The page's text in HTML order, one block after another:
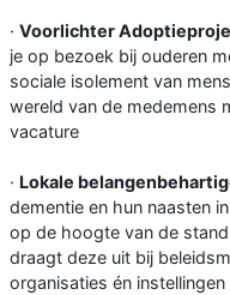
· Voorlichter
je op bezoek bij ouderen
sociale isolement van
wereld van de medemens
vacature
· Lokale
dementie en hun naasten
op de hoogte van de
draagt deze uit bij
organisaties én